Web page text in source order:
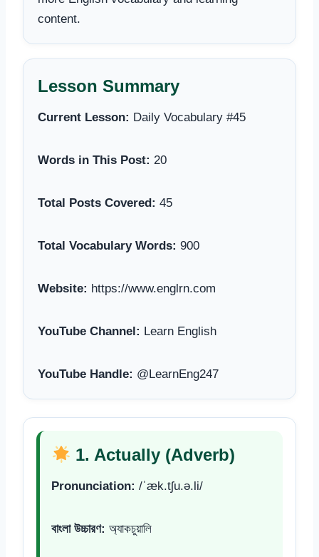
content.
Lesson Summary
Current Lesson: Daily Vocabulary #45
Words in This Post: 20
Total Posts Covered: 45
Total Vocabulary Words: 900
Website: https://www.englrn.com
YouTube Channel: Learn English
YouTube Handle: @LearnEng247
1. Actually (Adverb)
Pronunciation: /ˈæk.tʃu.ə.li/
বাংলা উচ্চারণ: অ্যাকচুয়ালি